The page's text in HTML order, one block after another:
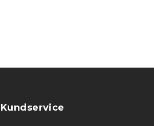
Kundservice